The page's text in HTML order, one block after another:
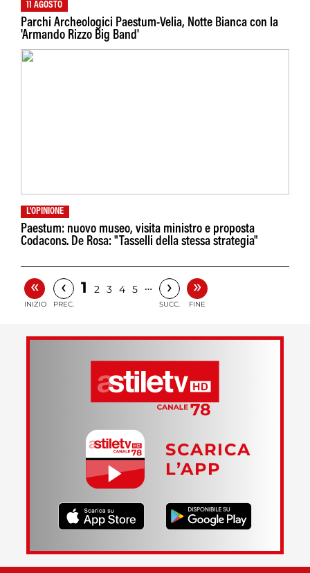
11 AGOSTO
Parchi Archeologici Paestum-Velia, Notte Bianca con la
'Armando Rizzo Big Band'
L'OPINIONE
Paestum: nuovo museo, visita ministro e proposta
Codacons. De Rosa: "Tasselli della stessa strategia"
«
INIZIO
‹
PREC.
1 2 3 4 5 … ›
SUCC.
»
FINE
SCARICA
L’APP